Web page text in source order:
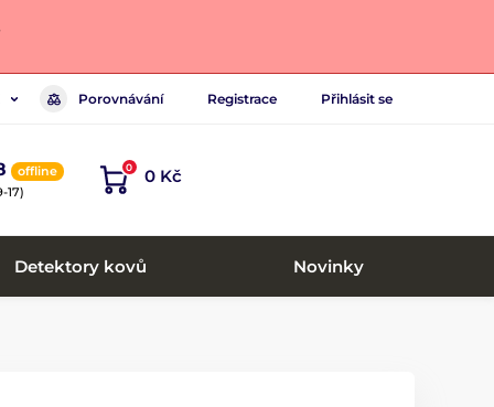
Porovnávání Registrace Přihlásit se
offline
17)
0 0 Kč
Detektory kovů Novinky